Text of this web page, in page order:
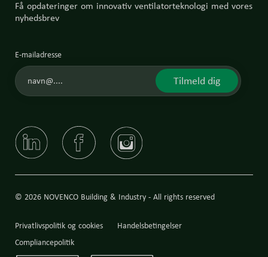
Få opdateringer om innovativ ventilatorteknologi med vores
nyhedsbrev
E-mailadresse
Tilmeld dig
© 2026 NOVENCO Building & Industry - All rights reserved
Privatlivspolitik og cookies
Handelsbetingelser
Compliancepolitik